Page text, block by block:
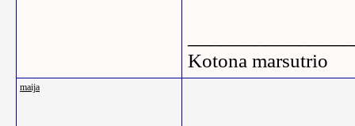
Kotona marsutrio
maija